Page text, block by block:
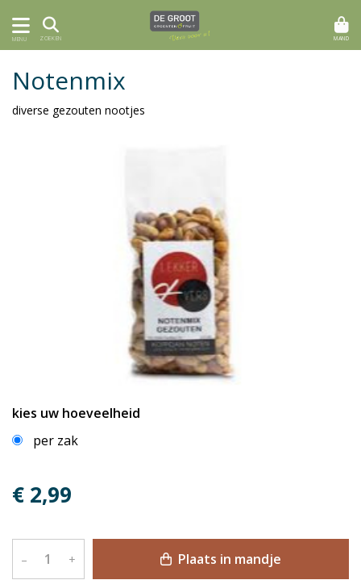
MENU ZOEKEN MAND
Notenmix
diverse gezouten nootjes
kies uw hoeveelheid
per zak
€ 2,99
– + Plaats in mandje